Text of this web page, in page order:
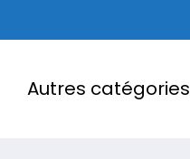
Autres catégories